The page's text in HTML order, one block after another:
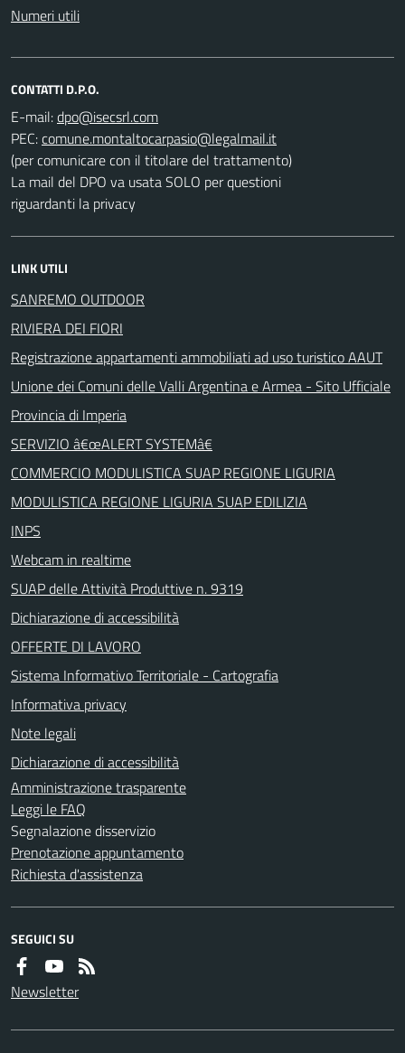
Numeri utili
CONTATTI D.P.O.
E-mail:
PEC:
(per comunicare con il titolare del trattamento)
La mail del DPO va usata SOLO per questioni
riguardanti la privacy
LINK UTILI
SANREMO OUTDOOR
RIVIERA DEI FIORI
Registrazione appartamenti ammobiliati ad uso turistico AAUT
Unione dei Comuni delle Valli Argentina e Armea - Sito Ufficiale
Provincia di Imperia
SERVIZIO â€œALERT SYSTEMâ€
COMMERCIO MODULISTICA SUAP REGIONE LIGURIA
MODULISTICA REGIONE LIGURIA SUAP EDILIZIA
INPS
Webcam in realtime
SUAP delle Attività Produttive n. 9319
Dichiarazione di accessibilità
OFFERTE DI LAVORO
Sistema Informativo Territoriale - Cartografia
Informativa privacy
Note legali
Dichiarazione di accessibilità
Amministrazione trasparente
Leggi le FAQ
Segnalazione disservizio
Prenotazione appuntamento
Richiesta d'assistenza
SEGUICI SU
Newsletter